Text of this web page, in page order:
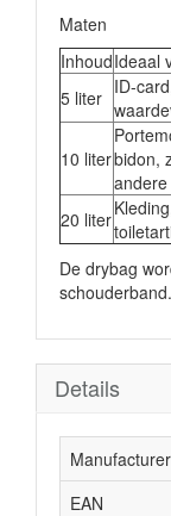
Maten
InhoudIdeaal
5 liter ID-
10 literbidon,
20 liter
De drybag
schouderband.
Details
Manufacturer
EAN